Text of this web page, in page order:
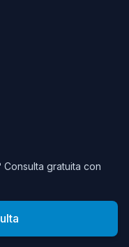
Consulta gratuita con